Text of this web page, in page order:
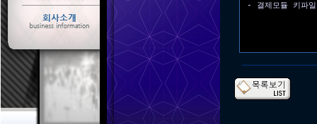
- 결제모듈 키파